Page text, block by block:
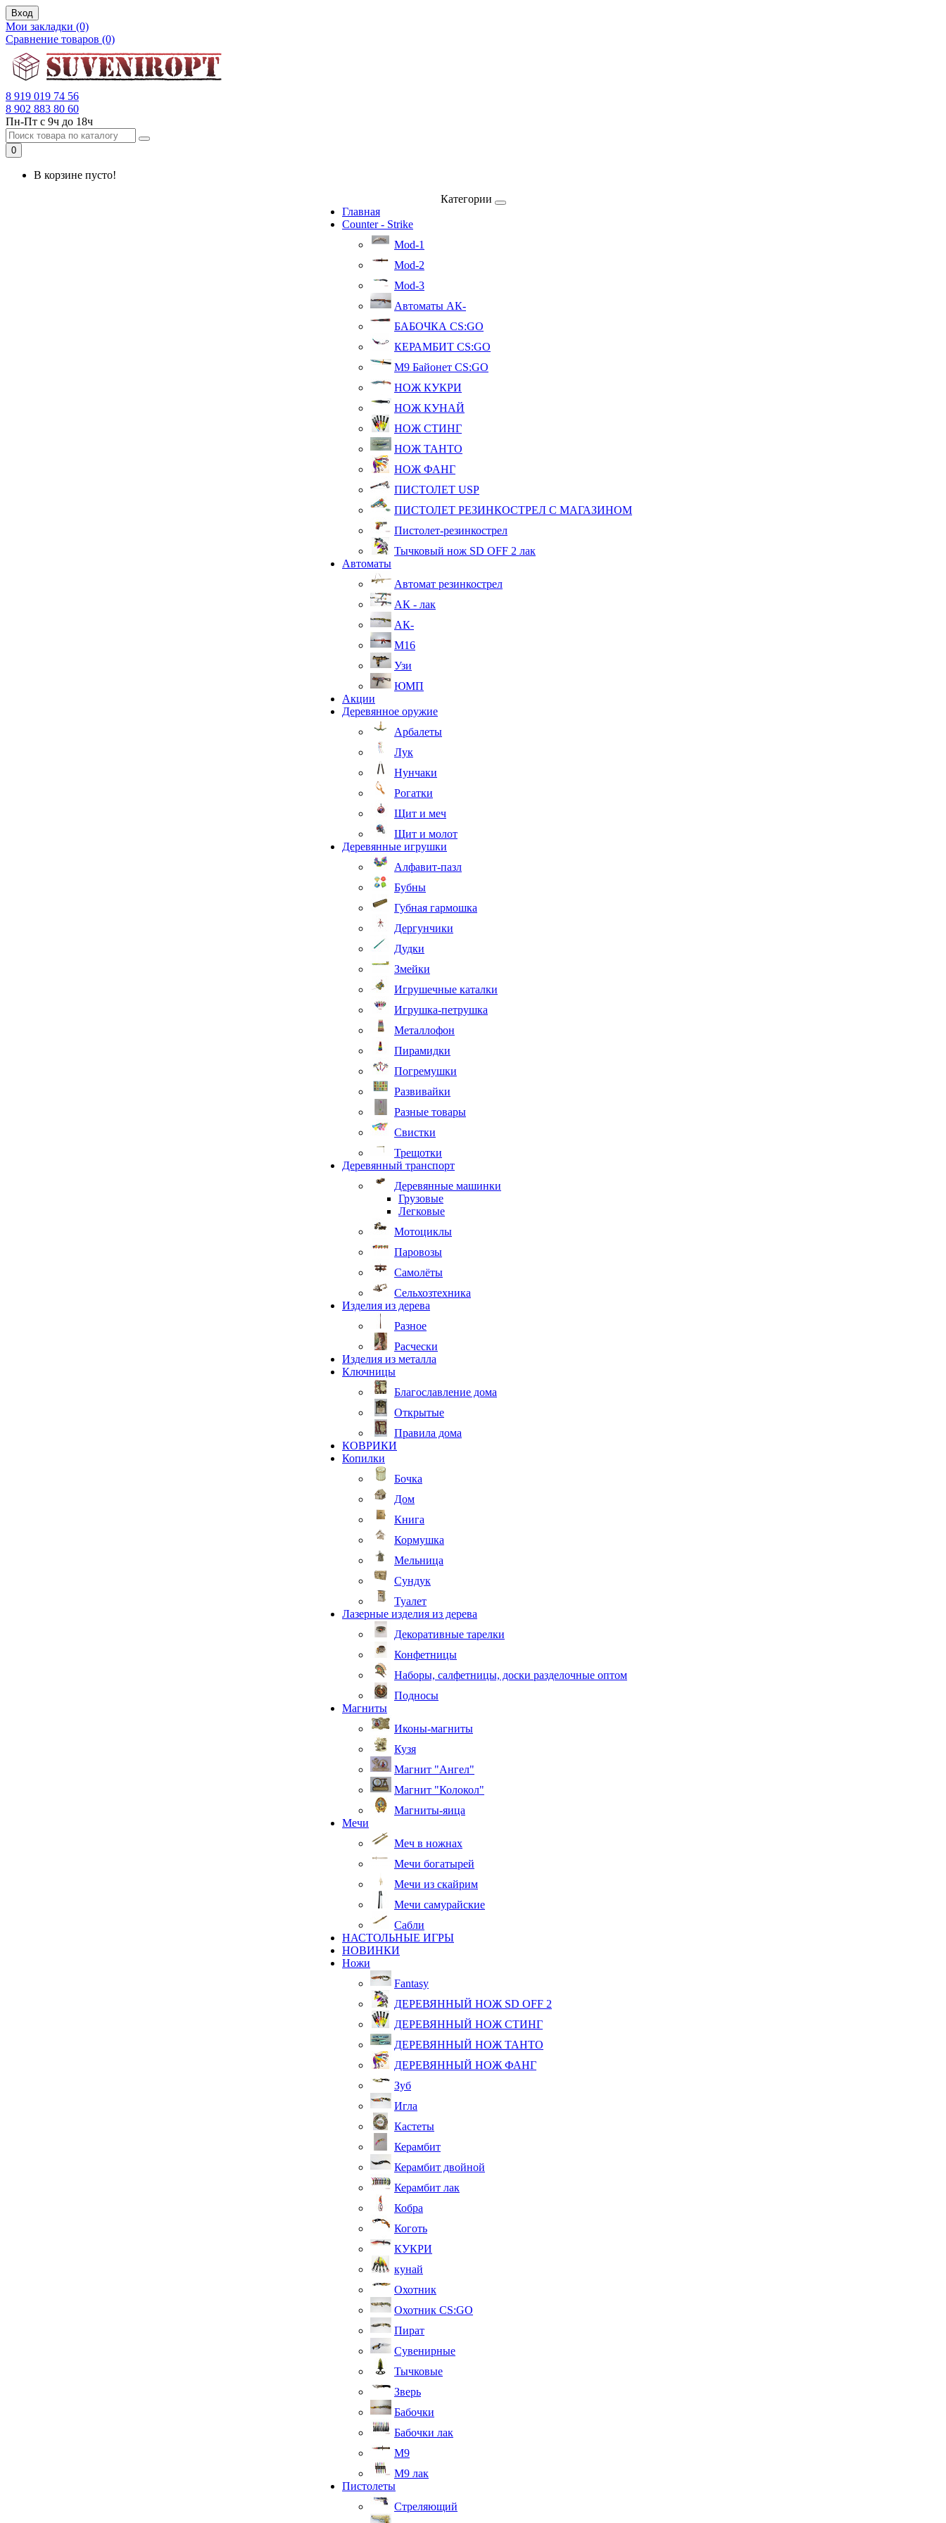
Вход
Мои закладки (0)
Сравнение товаров (0)
8 919 019 74 56
8 902 883 80 60
Пн-Пт с 9ч до 18ч
0
В корзине пусто!
Категории
Главная
Counter - Strike
Mod-1
Mod-2
Mod-3
Автоматы АК-
БАБОЧКА CS:GO
КЕРАМБИТ CS:GO
М9 Байонет CS:GO
НОЖ КУКРИ
НОЖ КУНАЙ
НОЖ СТИНГ
НОЖ ТАНТО
НОЖ ФАНГ
ПИСТОЛЕТ USP
ПИСТОЛЕТ РЕЗИНКОСТРЕЛ С МАГАЗИНОМ
Пистолет-резинкострел
Тычковый нож SD OFF 2 лак
Автоматы
Автомат резинкострел
АК - лак
АК-
М16
Узи
ЮМП
Акции
Деревянное оружие
Арбалеты
Лук
Нунчаки
Рогатки
Щит и меч
Щит и молот
Деревянные игрушки
Алфавит-пазл
Бубны
Губная гармошка
Дергунчики
Дудки
Змейки
Игрушечные каталки
Игрушка-петрушка
Металлофон
Пирамидки
Погремушки
Развивайки
Разные товары
Свистки
Трещотки
Деревянный транспорт
Деревянные машинки
Грузовые
Легковые
Мотоциклы
Паровозы
Самолёты
Сельхозтехника
Изделия из дерева
Разное
Расчески
Изделия из металла
Ключницы
Благославление дома
Открытые
Правила дома
КОВРИКИ
Копилки
Бочка
Дом
Книга
Кормушка
Мельница
Сундук
Туалет
Лазерные изделия из дерева
Декоративные тарелки
Конфетницы
Наборы, салфетницы, доски разделочные оптом
Подносы
Магниты
Иконы-магниты
Кузя
Магнит "Ангел"
Магнит "Колокол"
Магниты-яица
Мечи
Меч в ножнах
Мечи богатырей
Мечи из скайрим
Мечи самурайские
Сабли
НАСТОЛЬНЫЕ ИГРЫ
НОВИНКИ
Ножи
Fantasy
ДЕРЕВЯННЫЙ НОЖ SD OFF 2
ДЕРЕВЯННЫЙ НОЖ СТИНГ
ДЕРЕВЯННЫЙ НОЖ ТАНТО
ДЕРЕВЯННЫЙ НОЖ ФАНГ
Зуб
Игла
Кастеты
Керамбит
Керамбит двойной
Керамбит лак
Кобра
Коготь
КУКРИ
кунай
Охотник
Охотник CS:GO
Пират
Сувенирные
Тычковые
Зверь
Бабочки
Бабочки лак
М9
M9 лак
Пистолеты
Стреляющий